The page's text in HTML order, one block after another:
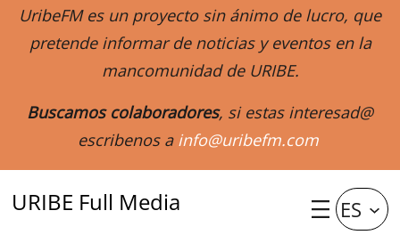
UribeFM es un proyecto sin ánimo de lucro, que
pretende informar de noticias y eventos en la
mancomunidad de URIBE.
Buscamos colaboradores, si estas interesad@
escribenos a info@uribefm.com
URIBE Full Media ES